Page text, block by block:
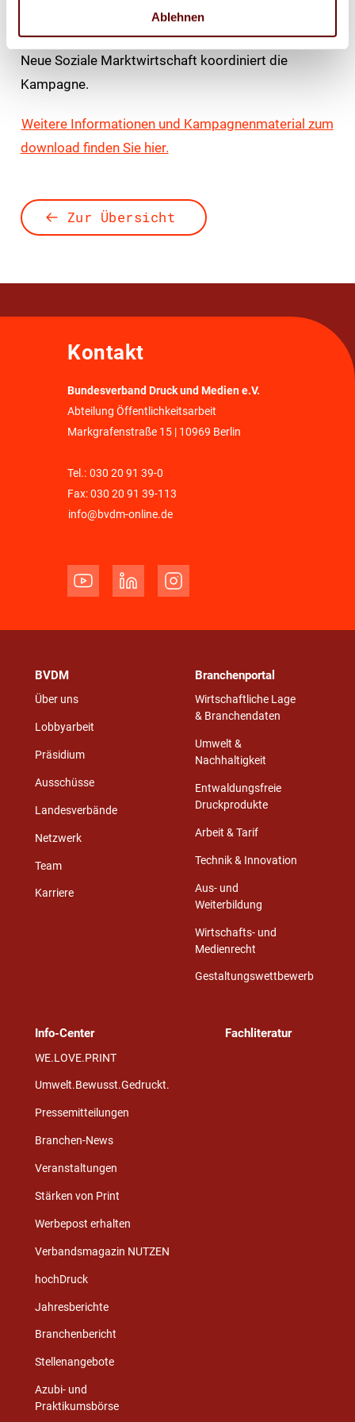
Ablehnen
Medienwirtschaft bis zur Landwirtschaft, vom
Außenhandel bis zum Baugewerbe. Die Initiative
Neue Soziale Marktwirtschaft koordiniert die
Kampagne.
Weitere Informationen und Kampagnenmaterial zum
download finden Sie hier.
Zur Übersicht
Kontakt
Bundesverband Druck und Medien e.V.
Abteilung Öffentlichkeitsarbeit
Markgrafenstraße 15 | 10969 Berlin
Tel.: 030 20 91 39-0
Fax: 030 20 91 39-113
info@bvdm-online.de
BVDM
Über uns
Lobbyarbeit
Präsidium
Ausschüsse
Landesverbände
Netzwerk
Team
Karriere
Branchenportal
Wirtschaftliche Lage
& Branchendaten
Umwelt &
Nachhaltigkeit
Entwaldungsfreie
Druckprodukte
Arbeit & Tarif
Technik & Innovation
Aus- und
Weiterbildung
Wirtschafts- und
Medienrecht
Gestaltungswettbewerb
Info-Center
WE.LOVE.PRINT
Umwelt.Bewusst.Gedruckt.
Pressemitteilungen
Branchen-News
Veranstaltungen
Stärken von Print
Werbepost erhalten
Verbandsmagazin NUTZEN
hochDruck
Jahresberichte
Branchenbericht
Stellenangebote
Azubi- und
Praktikumsbörse
Fachliteratur